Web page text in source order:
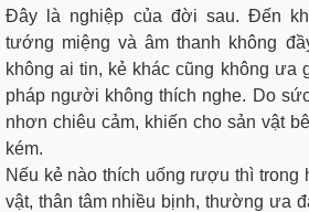
Ðây là nghiệp của đời sau. Ðến
tướng miệng và âm thanh không
không ai tin, kẻ khác cũng không ưa
pháp người không thích nghe. Do
nhơn chiêu cảm, khiến cho sản vật
kém.
Nếu kẻ nào thích uống rượu thì trong
vật, thân tâm nhiều bịnh, thường ưa